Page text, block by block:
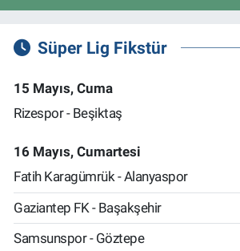
Süper Lig Fikstür
15 Mayıs, Cuma
Rizespor - Beşiktaş
16 Mayıs, Cumartesi
Fatih Karagümrük - Alanyaspor
Gaziantep FK - Başakşehir
Samsunspor - Göztepe